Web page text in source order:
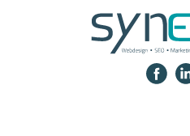
Panneau de gestion des cookies